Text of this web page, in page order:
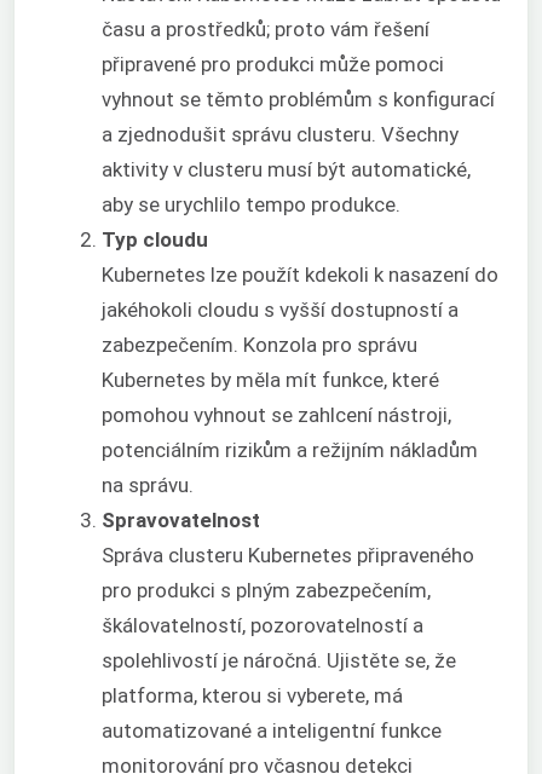
času a prostředků; proto vám řešení
připravené pro produkci může pomoci
vyhnout se těmto problémům s konfigurací
a zjednodušit správu clusteru. Všechny
aktivity v clusteru musí být automatické,
aby se urychlilo tempo produkce.
Typ cloudu
Kubernetes lze použít kdekoli k nasazení do
jakéhokoli cloudu s vyšší dostupností a
zabezpečením. Konzola pro správu
Kubernetes by měla mít funkce, které
pomohou vyhnout se zahlcení nástroji,
potenciálním rizikům a režijním nákladům
na správu.
Spravovatelnost
Správa clusteru Kubernetes připraveného
pro produkci s plným zabezpečením,
škálovatelností, pozorovatelností a
spolehlivostí je náročná. Ujistěte se, že
platforma, kterou si vyberete, má
automatizované a inteligentní funkce
monitorování pro včasnou detekci